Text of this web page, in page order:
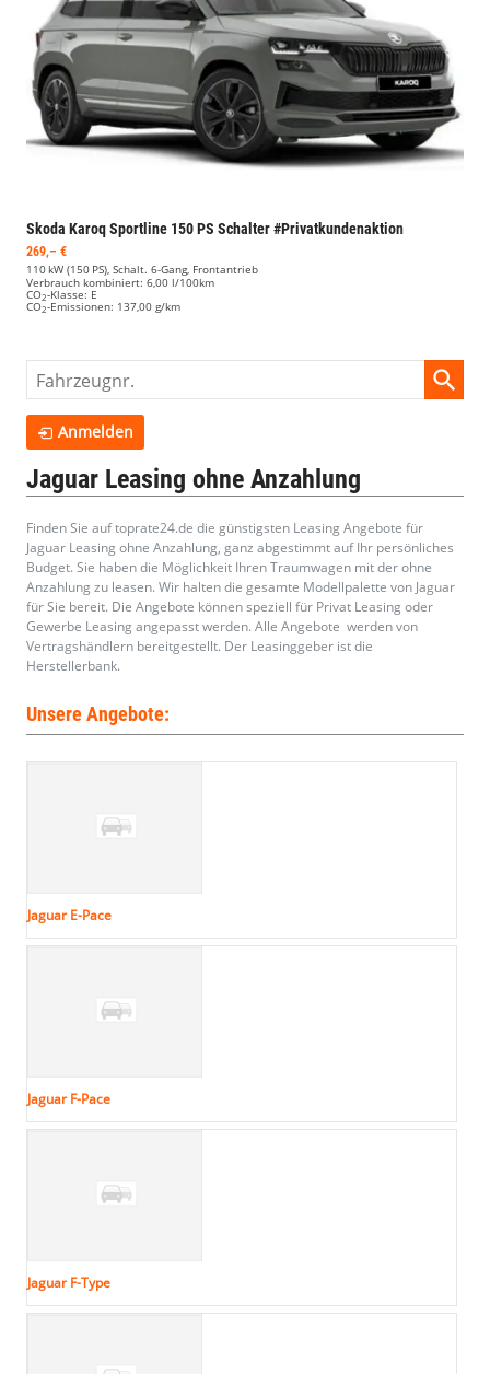
Jaguar Leasing ohne Anzahlung
Finden Sie auf toprate24.de die günstigsten Leasing Angebote für
Jaguar Leasing ohne Anzahlung, ganz abgestimmt auf Ihr persönliches
Budget. Sie haben die Möglichkeit Ihren Traumwagen mit der ohne
Anzahlung zu leasen. Wir halten die gesamte Modellpalette von Jaguar
für Sie bereit. Die Angebote können speziell für Privat Leasing oder
Gewerbe Leasing angepasst werden. Alle Angebote werden von
Vertragshändlern bereitgestellt. Der Leasinggeber ist die
Herstellerbank.
Unsere Angebote:
Jaguar E-Pace
Jaguar F-Pace
Jaguar F-Type
Skoda KaroqSportline 150 PS Schalter #Privatkundenaktion
269,– €
110 kW (150 PS), Schalt. 6-Gang, Frontantrieb
Verbrauch kombiniert: 6,00 l/100km
CO2-Klasse: E
CO2-Emissionen: 137,00 g/km
Fahrzeugnr.
Anmelden